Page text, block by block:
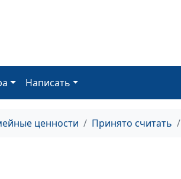
Написать
ценности Принято считать